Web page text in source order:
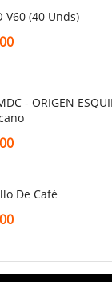
V60 (40 Unds)
- ORIGEN
De Café